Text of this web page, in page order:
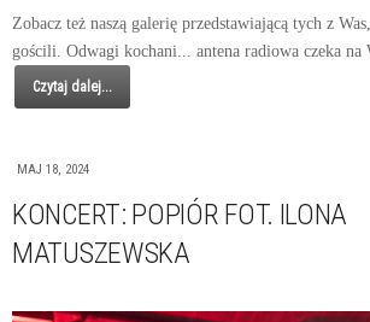
Zobacz też naszą galerię przedstawiającą tych z
gościli. Odwagi kochani... antena radiowa czeka na
Czytaj dalej...
MAJ 18, 2024
KONCERT: POPIÓR FOT. ILONA
MATUSZEWSKA